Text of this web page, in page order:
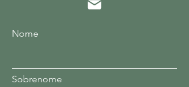
Nome
Sobrenome